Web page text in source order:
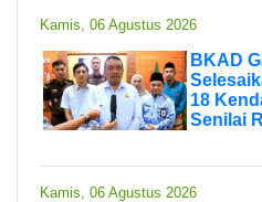
Kamis, 06 Agustus 2026
BKAD
18
Senilai
Kamis, 06 Agustus 2026